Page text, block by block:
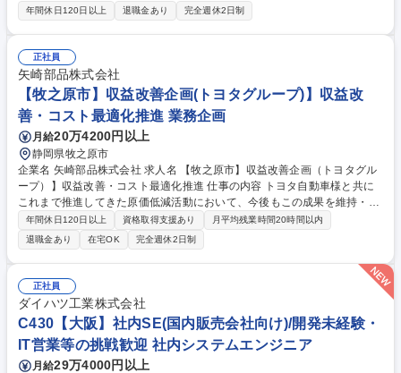
にて鉄を溶かす溶解作業等を担当。※造型～検査までのその他工程もござ
じた温度調整を行い求められる成分規格通りに材料を調整していきます。
★特徴★ 鉄鋼業の心臓部である「溶解」作業の中でも、5感を使って「特
殊鋼」に仕上げる技を身に付けることで、「あなたにしかできない」仕事
になります！ 募集職種 【名古屋/製造（溶解工程）】★大同特殊鋼100%
出資・鉄道関連製造★年休125日
年間休日120日以上 退職金あり 完全週休2日制
正社員
矢崎部品株式会社
【牧之原市】収益改善企画(トヨタグループ)】収益改
善・コスト最適化推進 業務企画
月給20万4200円以上
静岡県牧之原市
企業名 矢崎部品株式会社 求人名 【牧之原市】収益改善企画（トヨタグル
ープ）】収益改善・コスト最適化推進 仕事の内容 トヨタ自動車様と共に
これまで推進してきた原価低減活動において、今後もこの成果を維持・発
展させ、顧客との信頼関係をさらに強化していくため、下記の業務をお任
せします。 ■VA業務：設計担当部署と共に、品質を担保しながらコストを
下げる検討 ■収益改善業務：設計担当部署や製造現場と一緒に、安価材
料・安価部品への切替や現地調達化 ■SSA（Smart Standard Activity）業
務：設計担当部署や製造現場、トヨタグループ様と共に、設計・評価・も
のづくりの基準適性化。社内の様々な部署と連携し、新たなアイテムの発
掘、車両への織り込み、実績管理、顧客への報告等、活動推進に関わる業
務全般 募集職種 【牧之原市】収益改善企画（トヨタグループ）】収益改
善・コスト最適化推進
年間休日120日以上 資格取得支援あり
月平均残業時間20時間以内
退職金あり
在宅OK 完全週休2日制
正社員
ダイハツ工業株式会社
C430【大阪】社内SE(国内販売会社向け)/開発未経験・
IT営業等の挑戦歓迎 社内システムエンジニア
月給29万4000円以上